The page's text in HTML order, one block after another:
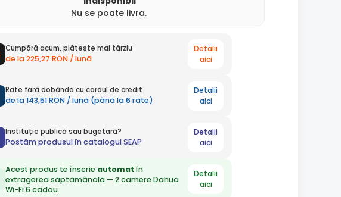
Nu se poate livra.
Cumpără acum, plătește mai târziu
de la 225,27 RON / lună
Detalii
aici
Rate fără dobândă cu cardul de credit
de la 143,51 RON / lună (până la 6 rate)
Detalii
aici
Instituție publică sau bugetară?
Postăm produsul în catalogul SEAP
Detalii
aici
Acest produs te înscrie automat în
extragerea săptămânală — 2 camere Dahua
Wi-Fi 6 cadou.
Detalii
aici